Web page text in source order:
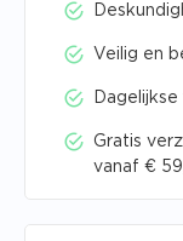
Veilig en
Gratis
vanaf €